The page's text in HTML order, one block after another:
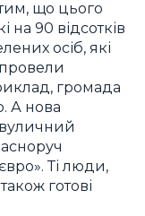
що цього
на 90 відсотків
осіб, які
громада
А нова
Ті люди,
готові